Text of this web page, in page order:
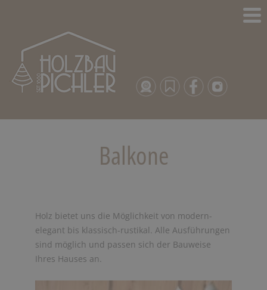
Balkone
Holz bietet uns die Möglichkeit von modern-
elegant bis klassisch-rustikal. Alle Ausführungen
sind möglich und passen sich der Bauweise
Ihres Hauses an.